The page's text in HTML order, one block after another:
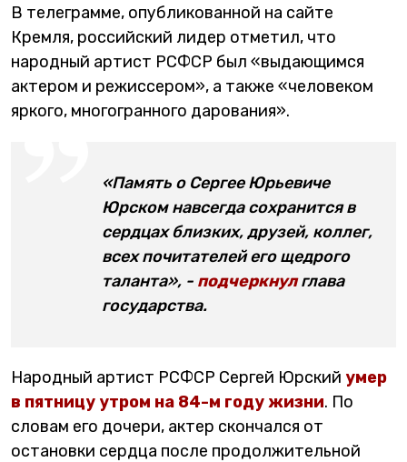
В телеграмме, опубликованной на сайте
Кремля, российский лидер отметил, что
народный артист РСФСР был «выдающимся
актером и режиссером», а также «человеком
яркого, многогранного дарования».
«Память о Сергее Юрьевиче
Юрском навсегда сохранится в
сердцах близких, друзей, коллег,
всех почитателей его щедрого
таланта», - подчеркнулглава
государства.
Народный артист РСФСР Сергей Юрский умер
в пятницу утром на 84-м году жизни. По
словам его дочери, актер скончался от
остановки сердца после продолжительной